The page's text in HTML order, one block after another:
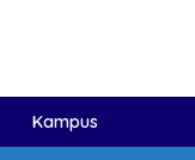
Kampus